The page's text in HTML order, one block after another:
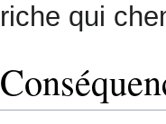
riche qui